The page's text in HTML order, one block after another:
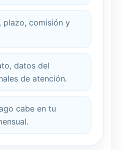
plazo, comisión y
datos del
de atención.
cabe en tu